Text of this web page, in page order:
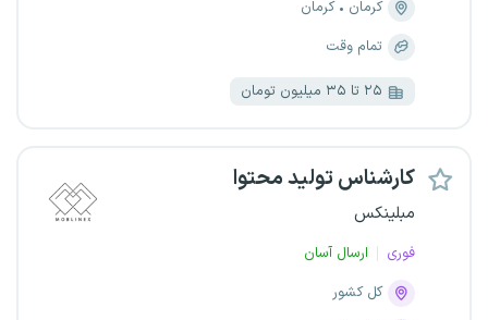
کرمان
کرمان
تمام وقت
۲۵ تا ۳۵ میلیون تومان
کارشناس تولید محتوا
مبلینکس
فوری
ارسال آسان
کل کشور